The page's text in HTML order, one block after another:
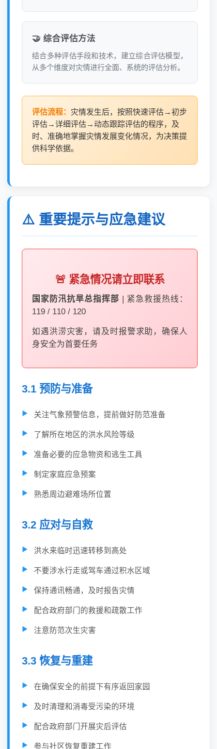
🤝 综合评估方法
结合多种评估手段和技术，建立综合评估模型，
从多个维度对灾情进行全面、系统的评估分析。
评估流程： 灾情发生后，按照快速评估→初步
评估→详细评估→动态跟踪评估的程序，及
时、准确地掌握灾情发展变化情况，为决策提
供科学依据。
⚠️ 重要提示与应急建议
🚨 紧急情况请立即联系
国家防汛抗旱总指挥部 | 紧急救援热线：
119 / 110 / 120
如遇洪涝灾害，请及时报警求助，确保人
身安全为首要任务
3.1 预防与准备
关注气象预警信息，提前做好防范准备
了解所在地区的洪水风险等级
准备必要的应急物资和逃生工具
制定家庭应急预案
熟悉周边避难场所位置
3.2 应对与自救
洪水来临时迅速转移到高处
不要涉水行走或驾车通过积水区域
保持通讯畅通，及时报告灾情
配合政府部门的救援和疏散工作
注意防范次生灾害
3.3 恢复与重建
在确保安全的前提下有序返回家园
及时清理和消毒受污染的环境
配合政府部门开展灾后评估
参与社区恢复重建工作